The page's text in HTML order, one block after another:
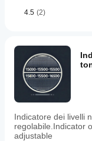
membantu
tersebut
dalam
penggunaan
sebenar.
4.5 (2)
Indicatore dei livelli
regolabile.Indicator
adjustable